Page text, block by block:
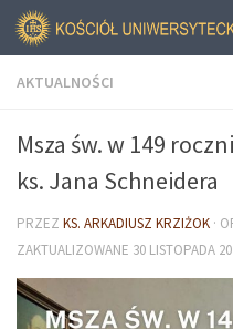
AKTUALNOŚCI
Msza św. w 149
ks. Jana Schneidera
PRZEZ KS. ARKADIUSZ KRZIŻOK ·
ZAKTUALIZOWANE 30 LISTOPADA